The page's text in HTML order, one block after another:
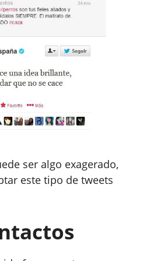
ser algo exagerado,
este tipo de tweets